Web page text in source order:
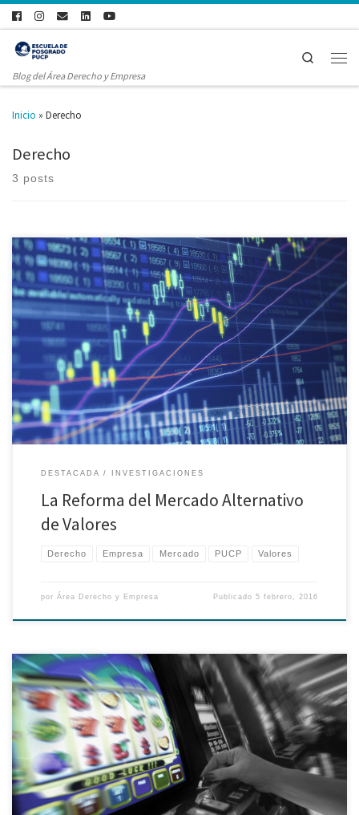
Blog del Área Derecho y Empresa
Search
Inicio » Derecho
Derecho
3 posts
El Mercado Alternativo de Valores (MAV) fue creado en junio del 2012 como
un segmento del mercado de valores dirigido a pequeñas y medianas
empresas peruanas, para la realización de ofertas públicas primarias y
secundarias de acciones representativas de capital social y valores
representativos de deuda, con requisitos menores. Los […]
DESTACADA INVESTIGACIONES
La Reforma del Mercado Alternativo
de Valores
Derecho Empresa Mercado PUCP Valores
por Área Derecho y Empresa Publicado5 febrero, 2016
Jhon Chávez Ramos Alumno de la Maestría en Derecho de la Empresa En
julio del año 1999, a través de la Ley N° 27153 se dispuso una regulación
unitaria para la actividad de juegos de casino y máquinas tragamonedas
en nuestro país, cuya explotación se permite de manera excepcional como
[…]